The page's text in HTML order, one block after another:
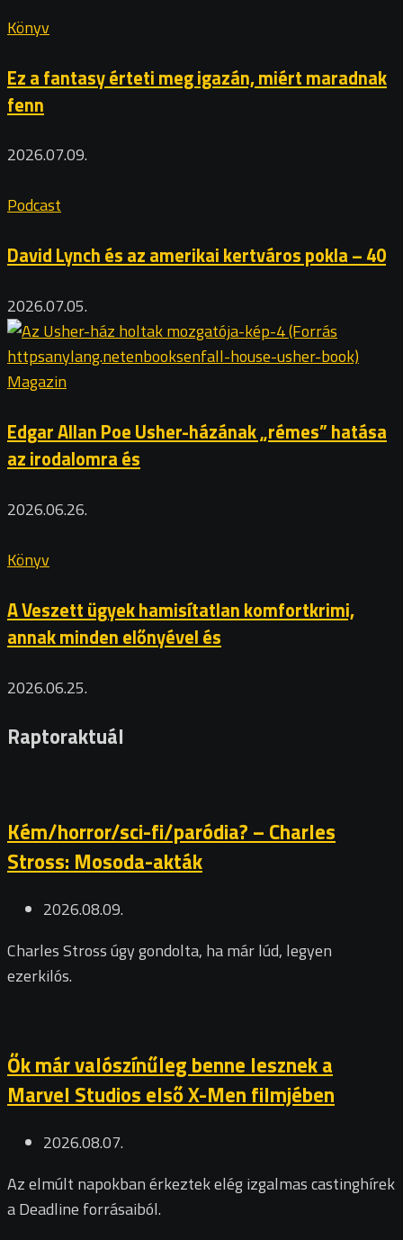
Könyv
Ez a fantasy érteti meg igazán, miért maradnak
fenn
2026.07.09.
Podcast
David Lynch és az amerikai kertváros pokla – 40
2026.07.05.
Magazin
Edgar Allan Poe Usher-házának „rémes” hatása
az irodalomra és
2026.06.26.
Könyv
A Veszett ügyek hamisítatlan komfortkrimi,
annak minden előnyével és
2026.06.25.
Raptoraktuál
Kém/horror/sci-fi/paródia? – Charles
Stross: Mosoda-akták
2026.08.09.
Charles Stross úgy gondolta, ha már lúd, legyen
ezerkilós.
Ők már valószínűleg benne lesznek a
Marvel Studios első X-Men filmjében
2026.08.07.
Az elmúlt napokban érkeztek elég izgalmas castinghírek
a Deadline forrásaiból.